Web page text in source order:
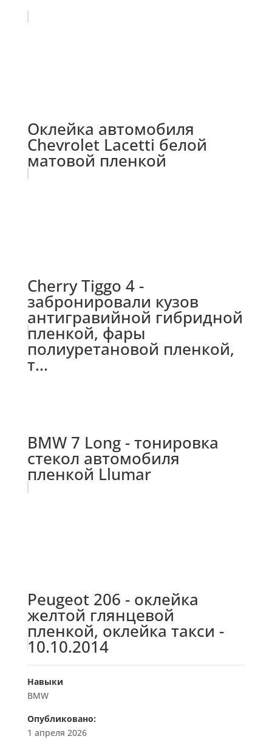
Оклейка автомобиля
Chevrolet Lacetti белой
матовой пленкой
Cherry Tiggo 4 -
забронировали кузов
антигравийной гибридной
пленкой, фары
полиуретановой пленкой,
т...
BMW 7 Long - тонировка
стекол автомобиля
пленкой Llumar
Peugeot 206 - оклейка
желтой глянцевой
пленкой, оклейка такси -
10.10.2014
Навыки
BMW
Опубликовано:
1 апреля 2026